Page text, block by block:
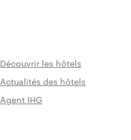
Découvrir les hôtels
Actualités des hôtels
Agent IHG